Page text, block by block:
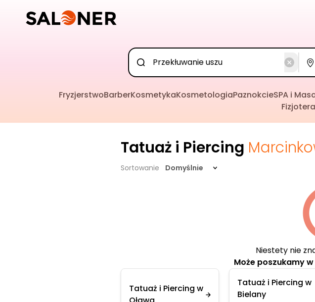
FryzjerstwoBarberKosmetykaKosmetologiaPaznokcieSPA i
Tatuaż i Piercing
Sortowanie Domyślnie
Niestety nie
Może poszukamy
Tatuaż i Piercing w
Tatuaż i Piercing w
Bielany